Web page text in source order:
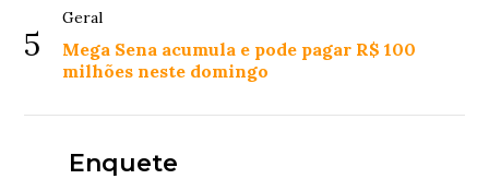
5
Geral
Mega Sena acumula e pode pagar R$ 100
milhões neste domingo
Enquete